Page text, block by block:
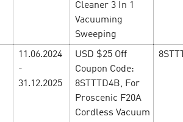
Cleaner 3 In 1
Vacuuming
Sweeping
11.06.2024
-
31.12.2025
USD $25 Off
Coupon Code:
8STTTD4B, For
Proscenic F20A
Cordless Vacuum